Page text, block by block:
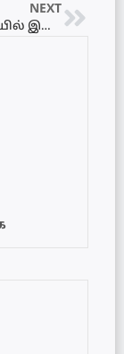
NEXT
சூரிய சக்தியில் இயங்கும் படகுகள்: பேரே வாவியைத் தூய்மைப்படுத்தப் புதிய தொழில்நுட்பம் அறிமுகம்!